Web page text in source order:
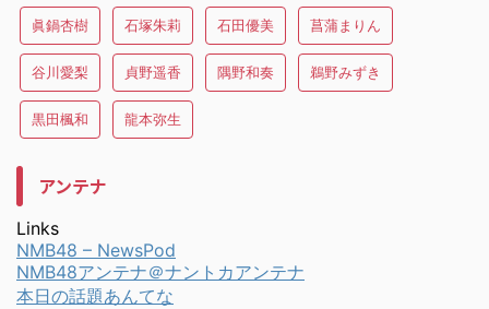
眞鍋杏樹 石塚朱莉 石田優美 菖蒲まりん
谷川愛梨 貞野遥香 隅野和奏 鵜野みずき
黒田楓和 龍本弥生
アンテナ
Links
NMB48 – NewsPod
NMB48アンテナ＠ナントカアンテナ
本日の話題あんてな